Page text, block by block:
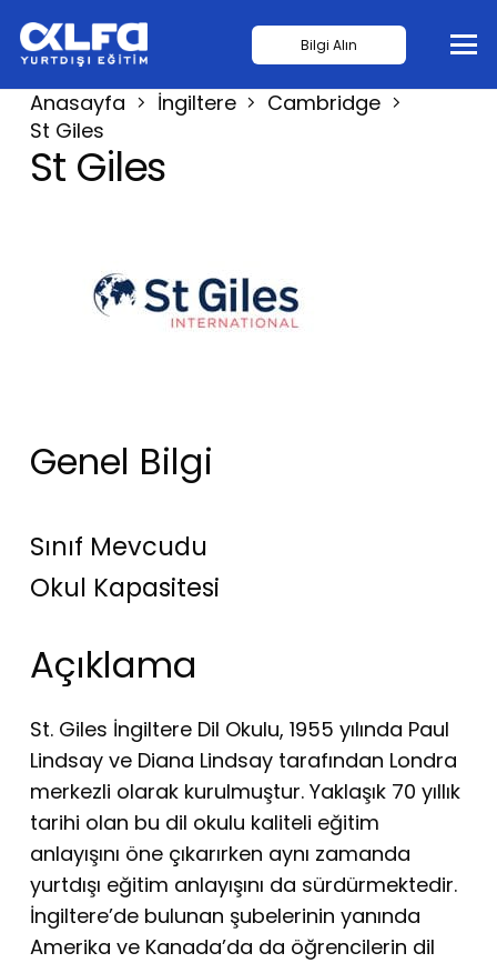
Bilgi Alın
Anasayfa İngiltere
Cambridge
St Giles
St Giles
Genel Bilgi
Sınıf Mevcudu
Okul Kapasitesi
Açıklama
St. Giles İngiltere Dil Okulu, 1955 yılında Paul
Lindsay ve Diana Lindsay tarafından Londra
merkezli olarak kurulmuştur. Yaklaşık 70 yıllık
tarihi olan bu dil okulu kaliteli eğitim
anlayışını öne çıkarırken aynı zamanda
yurtdışı eğitim anlayışını da sürdürmektedir.
İngiltere’de bulunan şubelerinin yanında
Amerika ve Kanada’da da öğrencilerin dil